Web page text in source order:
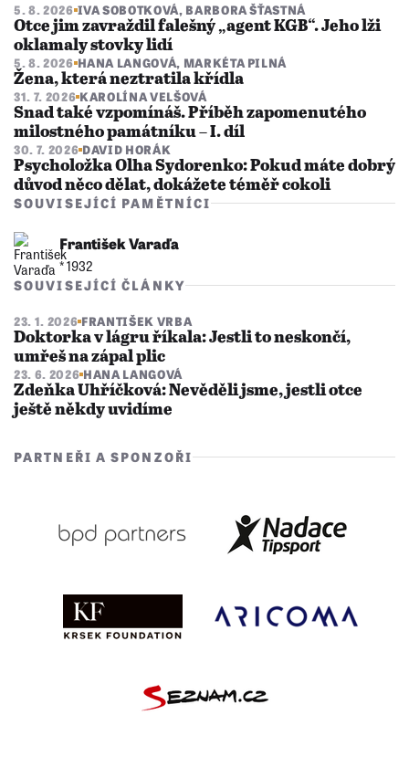
5. 8. 2026 IVA SOBOTKOVÁ, BARBORA ŠŤASTNÁ
Otce jim zavraždil falešný „agent KGB“. Jeho lži
oklamaly stovky lidí
5. 8. 2026 HANA LANGOVÁ, MARKÉTA PILNÁ
Žena, která neztratila křídla
31. 7. 2026 KAROLÍNA VELŠOVÁ
Snad také vzpomínáš. Příběh zapomenutého
milostného památníku – I. díl
30. 7. 2026 DAVID HORÁK
Psycholožka Olha Sydorenko: Pokud máte dobrý
důvod něco dělat, dokážete téměř cokoli
SOUVISEJÍCÍ PAMĚTNÍCI
František Varaďa
* 1932
SOUVISEJÍCÍ ČLÁNKY
23. 1. 2026 FRANTIŠEK VRBA
Doktorka v lágru říkala: Jestli to neskončí,
umřeš na zápal plic
23. 6. 2026 HANA LANGOVÁ
Zdeňka Uhříčková: Nevěděli jsme, jestli otce
ještě někdy uvidíme
PARTNEŘI A SPONZOŘI